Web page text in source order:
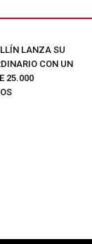
LANZA SU
CON UN
25.000